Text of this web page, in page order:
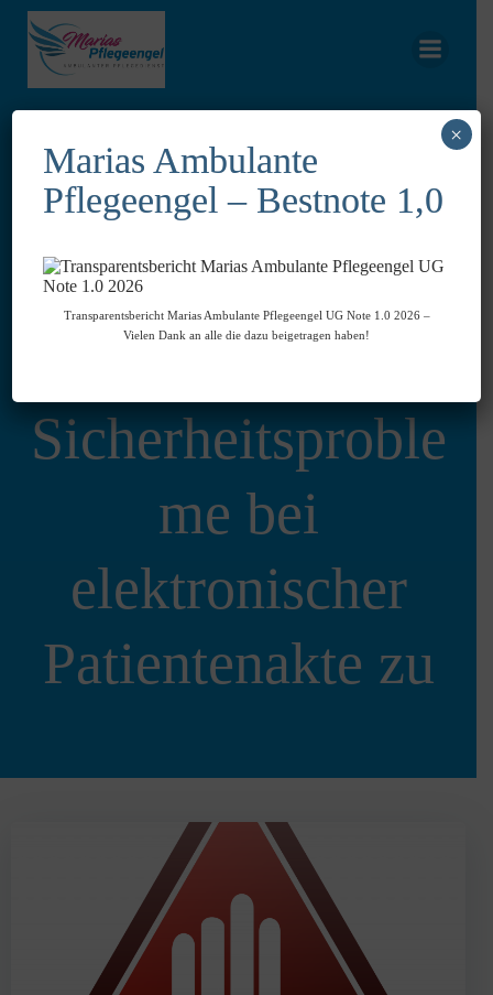
Hacker umgehen
neue Maßnahmen:
Lauterbach gibt
Sicherheitsproble
me bei
elektronischer
Patientenakte zu
Marias Ambulante
Pflegeengel – Bestnote 1,0
Transparentsbericht Marias Ambulante Pflegeengel UG Note 1.0 2026 –
Vielen Dank an alle die dazu beigetragen haben!
×